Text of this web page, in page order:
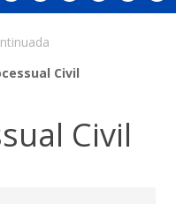
Civil
Civil